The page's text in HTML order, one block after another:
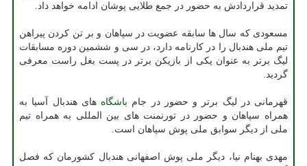
تمدید قراردادش به حضور در جمع طلایی پوشان ادامه خواهد داد.
مسعودی که سال ها سابقه عضویت در سپاهان و بر تن کردن پیراهن
تیم ملی هندبال را در کارنامه دارد، در سی و ششمین دوره مسابقات
لیگ برتر به عنوان یکی از بازیکن برتر در پست بغل راست معرفی
گردید.
قهرمانی در لیگ برتر و حضور در جام باشگاه های هندبال آسیا به
همراه سپاهان و حضور در تورنمنت های بین المللی به همراه تیم
ملی از دیگر سوابق ملی پوش سپاهان است.
مهدی بهنام نیا، دیگر ملی پوش اصفهانی هندبال کشورمان که فصل